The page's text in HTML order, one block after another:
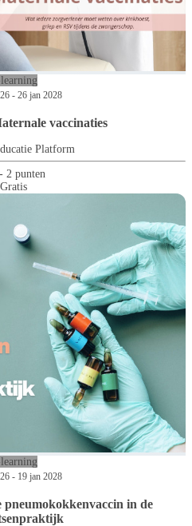
- 26 jan 2028
vaccinaties
Platform
2 punten
Gratis
- 19 jan 2028
pneumokokkenvaccin in de